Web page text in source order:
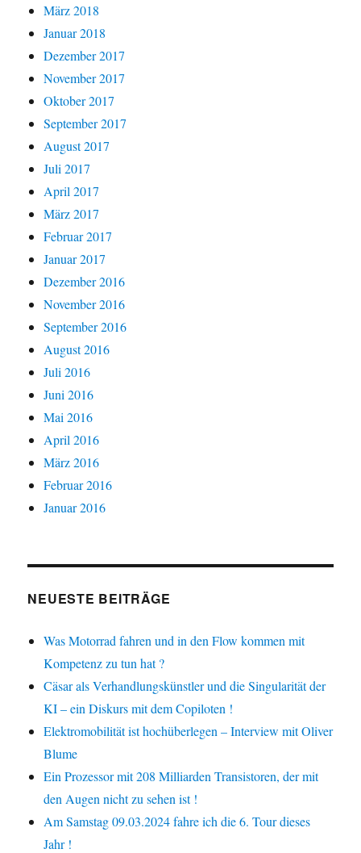
März 2018
Januar 2018
Dezember 2017
November 2017
Oktober 2017
September 2017
August 2017
Juli 2017
April 2017
März 2017
Februar 2017
Januar 2017
Dezember 2016
November 2016
September 2016
August 2016
Juli 2016
Juni 2016
Mai 2016
April 2016
März 2016
Februar 2016
Januar 2016
NEUESTE BEITRÄGE
Was Motorrad fahren und in den Flow kommen mit
Kompetenz zu tun hat ?
Cäsar als Verhandlungskünstler und die Singularität der
KI – ein Diskurs mit dem Copiloten !
Elektromobilität ist hochüberlegen – Interview mit Oliver
Blume
Ein Prozessor mit 208 Milliarden Transistoren, der mit
den Augen nicht zu sehen ist !
Am Samstag 09.03.2024 fahre ich die 6. Tour dieses
Jahr !